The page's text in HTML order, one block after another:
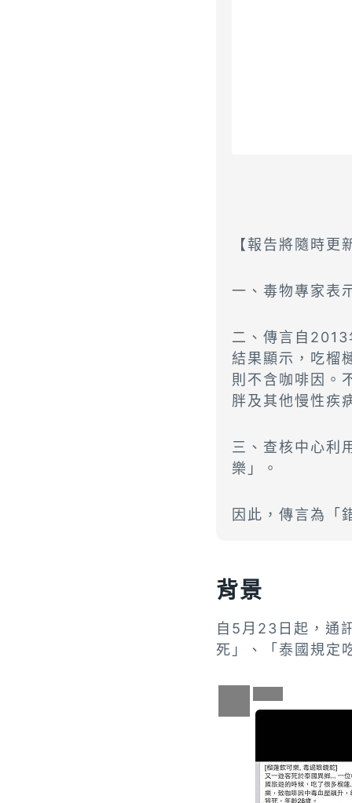
【報告將隨時
一、毒物專家表
二、傳言自2013
結果顯示，吃榴
則不含咖啡因。
胖及其他慢性疾
三、查核中心利
樂」。
因此，傳言為「
背景
自5月23日起，通
死」、「泰國規定